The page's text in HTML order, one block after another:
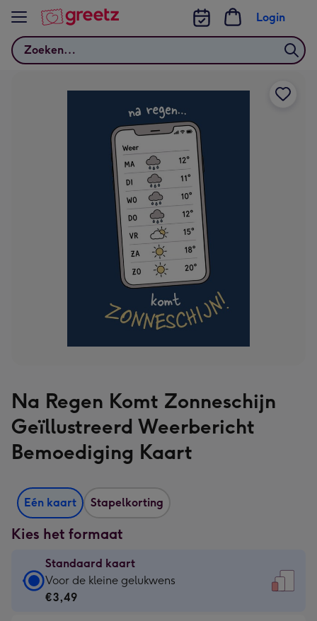
Bekijk meer
Zoeken
Login
Na Regen Komt Zonneschijn
Geïllustreerd Weerbericht
Bemoediging Kaart
Eén kaart Stapelkorting
Kies het formaat
Standaard kaart
Standaard
kaart
Voor de kleine gelukwens
€3,49